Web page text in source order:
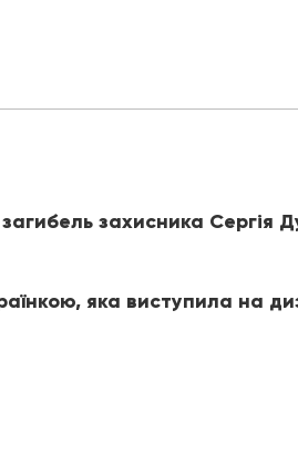
захисника Сергія
яка виступила на